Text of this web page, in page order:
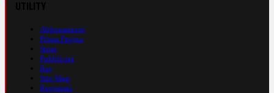
Abbonamenti
Prima Pagina
Store
Pubblicità
Rss
Site Map
Registrati